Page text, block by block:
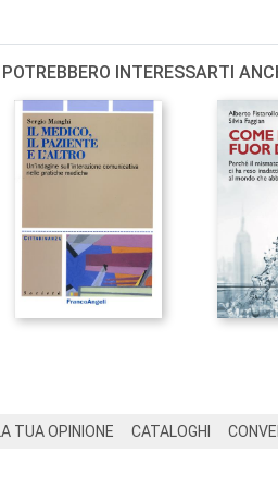
POTREBBERO INTERESSARTI
LA TUA OPINIONE CATALOGHI